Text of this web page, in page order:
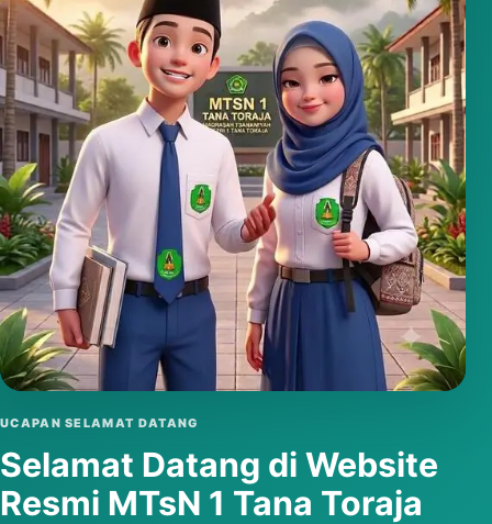
UCAPAN SELAMAT DATANG
Selamat Datang di Website
Resmi MTsN 1 Tana Toraja
Putar video